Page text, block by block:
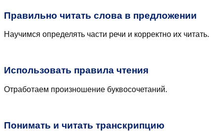
Правильно читать слова в предложении
Научимся определять части речи и корректно их читать.
Использовать правила чтения
Отработаем произношение буквосочетаний.
Понимать и читать транскрипцию